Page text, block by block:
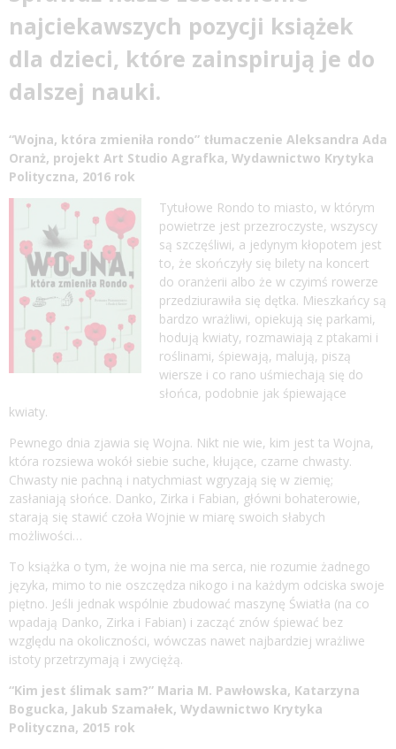
najciekawszych pozycji książek
dla dzieci, które zainspirują je do
dalszej nauki.
“Wojna, która zmieniła rondo” tłumaczenie Aleksandra Ada
Oranż, projekt Art Studio Agrafka, Wydawnictwo Krytyka
Polityczna, 2016 rok
Tytułowe Rondo to miasto, w którym
powietrze jest przezroczyste, wszyscy
są szczęśliwi, a jedynym kłopotem jest
to, że skończyły się bilety na koncert
do oranżerii albo że w czyimś rowerze
przedziurawiła się dętka. Mieszkańcy są
bardzo wrażliwi, opiekują się parkami,
hodują kwiaty, rozmawiają z ptakami i
roślinami, śpiewają, malują, piszą
wiersze i co rano uśmiechają się do
słońca, podobnie jak śpiewające
kwiaty.
Pewnego dnia zjawia się Wojna. Nikt nie wie, kim jest ta Wojna,
która rozsiewa wokół siebie suche, kłujące, czarne chwasty.
Chwasty nie pachną i natychmiast wgryzają się w ziemię;
zasłaniają słońce. Danko, Zirka i Fabian, główni bohaterowie,
starają się stawić czoła Wojnie w miarę swoich słabych
możliwości…
To książka o tym, że wojna nie ma serca, nie rozumie żadnego
języka, mimo to nie oszczędza nikogo i na każdym odciska swoje
piętno. Jeśli jednak wspólnie zbudować maszynę Światła (na co
wpadają Danko, Zirka i Fabian) i zacząć znów śpiewać bez
względu na okoliczności, wówczas nawet najbardziej wrażliwe
istoty przetrzymają i zwyciężą.
“Kim jest ślimak sam?” Maria M. Pawłowska, Katarzyna
Bogucka, Jakub Szamałek, Wydawnictwo Krytyka
Polityczna, 2015 rok